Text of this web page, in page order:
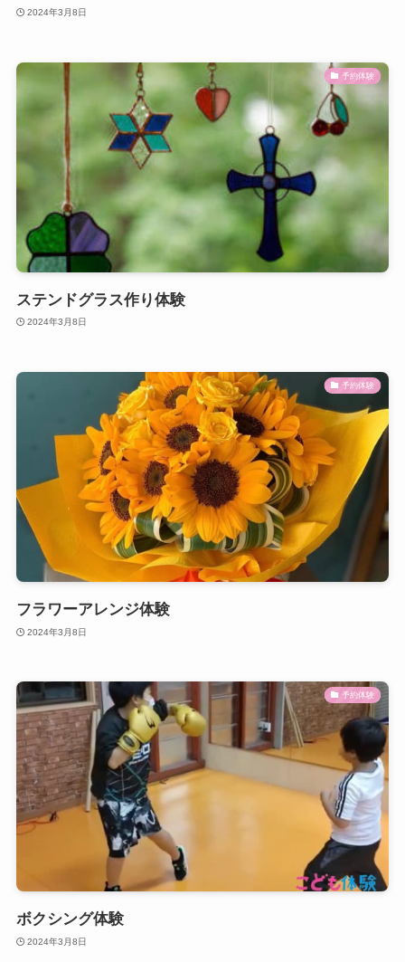
2024年3月8日
予約体験
ステンドグラス作り体験
2024年3月8日
予約体験
フラワーアレンジ体験
2024年3月8日
予約体験
ボクシング体験
2024年3月8日